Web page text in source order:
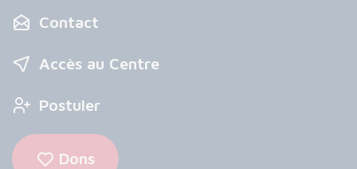
Contact
Accès au Centre
Postuler
Dons